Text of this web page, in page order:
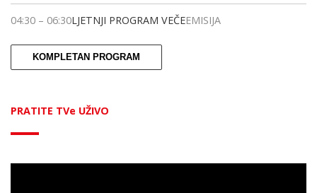
04:30 – 06:30LJETNJI PROGRAM VEČEEMISIJA
KOMPLETAN PROGRAM
PRATITE TVe UŽIVO